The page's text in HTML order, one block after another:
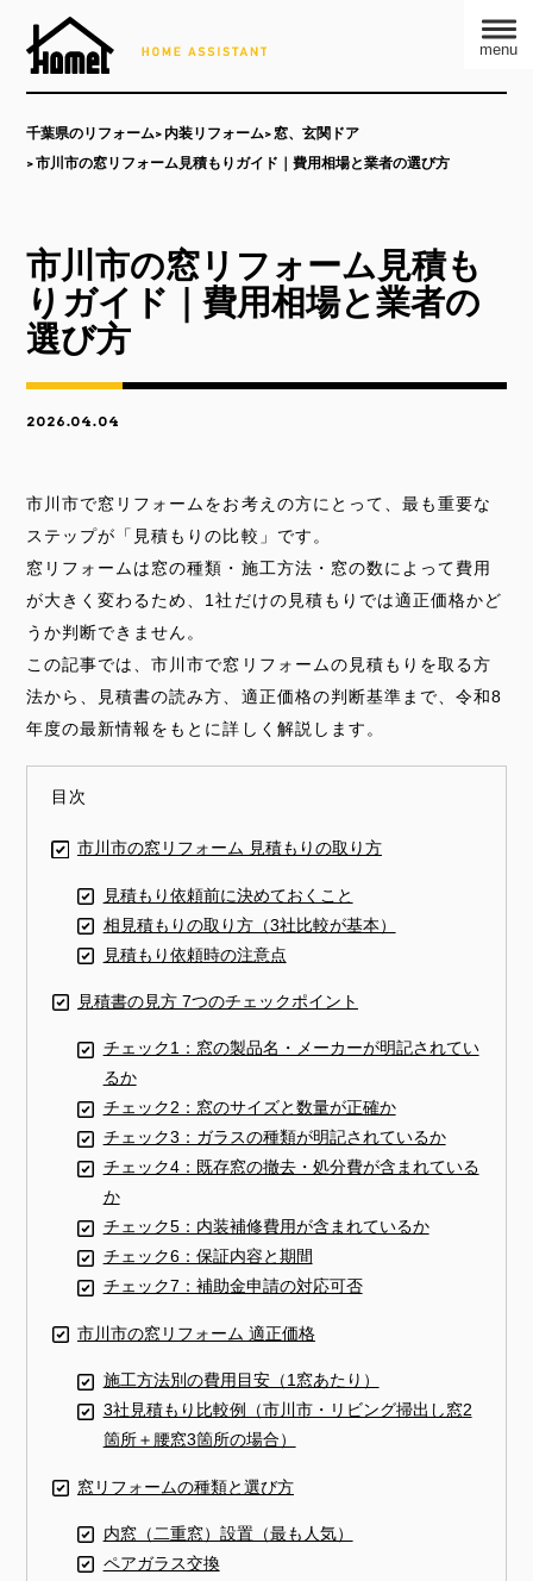
menu
千葉県のリフォーム 内装リフォーム
窓、玄関ドア
市川市の窓リフォーム見積もりガイド｜費用相場と業者の選び方
市川市の窓リフォーム見積も
りガイド｜費用相場と業者の
選び方
2026.04.04
市川市で窓リフォームをお考えの方にとって、最も重要な
ステップが「見積もりの比較」です。
窓リフォームは窓の種類・施工方法・窓の数によって費用
が大きく変わるため、1社だけの見積もりでは適正価格かど
うか判断できません。
この記事では、市川市で窓リフォームの見積もりを取る方
法から、見積書の読み方、適正価格の判断基準まで、令和8
年度の最新情報をもとに詳しく解説します。
目次
市川市の窓リフォーム 見積もりの取り方
見積もり依頼前に決めておくこと
相見積もりの取り方（3社比較が基本）
見積もり依頼時の注意点
見積書の見方 7つのチェックポイント
チェック1：窓の製品名・メーカーが明記されてい
るか
チェック2：窓のサイズと数量が正確か
チェック3：ガラスの種類が明記されているか
チェック4：既存窓の撤去・処分費が含まれている
か
チェック5：内装補修費用が含まれているか
チェック6：保証内容と期間
チェック7：補助金申請の対応可否
市川市の窓リフォーム 適正価格
施工方法別の費用目安（1窓あたり）
3社見積もり比較例（市川市・リビング掃出し窓2
箇所＋腰窓3箇所の場合）
窓リフォームの種類と選び方
内窓（二重窓）設置（最も人気）
ペアガラス交換